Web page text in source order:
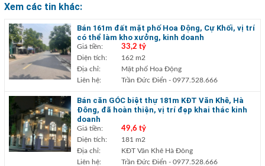
Xem các tin khác:
Bán 161m đất mặt phố Hoa Động, Cự Khối, vị trí
có thể làm kho xưởng, kinh doanh
Giá tiền: 33,2 tỷ
Diện tích:
162 m2
Địa chỉ:
Mặt phố Hoa Động
Liên hệ:
Trần Đức Điển - 0977.528.666
Bán căn GÓC biệt thự 181m KĐT Văn Khê, Hà
Đông, đã hoàn thiện, vị trí đẹp khai thác kinh
doanh
Giá tiền: 49,6 tỷ
Diện tích:
181 m2
Địa chỉ:
KĐT Văn Khê Hà Đông
Liên hệ:
Trần Đức Điển - 0977.528.666